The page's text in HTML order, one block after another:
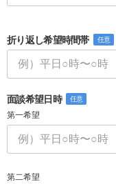
折り返し希望時間帯 任意
面談希望日時 任意
第一希望
第二希望